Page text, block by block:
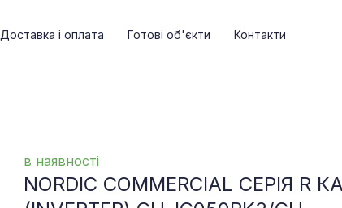
Доставка і оплата Готові об'єкти Контакти
в наявності
NORDIC COMMERCIAL СЕРІЯ R